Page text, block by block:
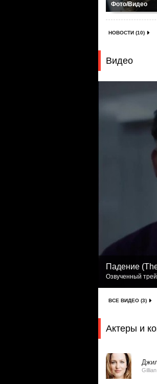
Фото/Видео
НОВОСТИ (10)
Видео
Падение
Озвученный
ВСЕ ВИДЕО (3)
Актеры и